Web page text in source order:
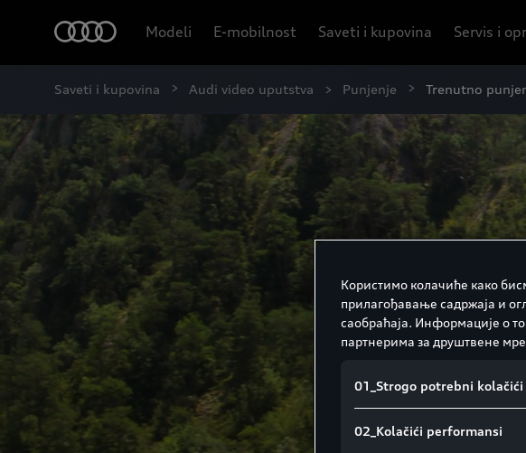
Modeli E-mobilnost Saveti i kupovina Servis i
Saveti i kupovina Audi video uputstva Punjenje Trenutno
Користимо колачиће како
прилагођавање садржаја и
саобраћаја. Информације о
партнерима за друштвене
01_Strogo potrebni kolačići
02_Kolačići performansi